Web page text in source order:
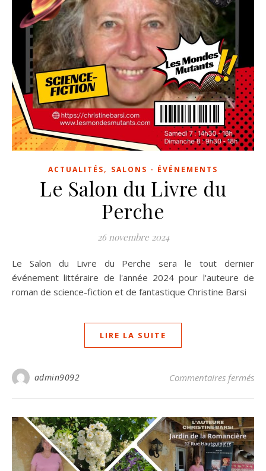
ACTUALITÉS, SALONS - ÉVÉNEMENTS
Le Salon du Livre du
Perche
26 novembre 2024
Le Salon du Livre du Perche sera le tout dernier
événement littéraire de l'année 2024 pour l'auteure de
roman de science-fiction et de fantastique Christine Barsi
LIRE LA SUITE
admin9092 Commentaires fermés